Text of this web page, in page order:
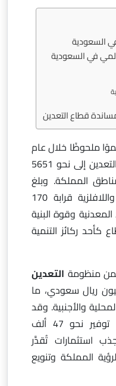
قطاع التعدين
ملحوظًا خلال عام
2024، حيث وصل عدد مواقع التعدين إلى نحو 5651
المملكة. وبلغ
عدد مواقع المعادن الفلزية واللافلزية قرابة 170
وقوة البنية
كأحد ركائز التنمية
منظومة التعدين
9.4 تريليون ريال سعودي، ما
والأجنبية. وقد
أسهمت مشاريع التعدين في توفير نحو 47 ألف
استثمارات تُقدَّر
لرؤية المملكة وتنويع